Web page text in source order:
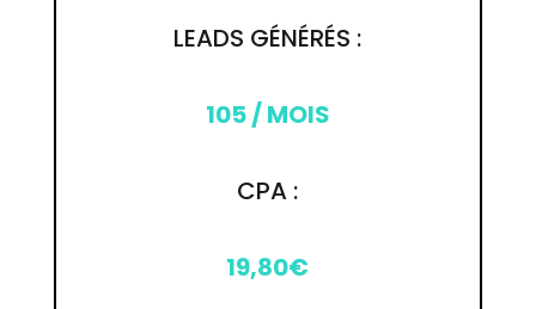
LEADS GÉNÉRÉS :
105 / MOIS
CPA :
19,80€